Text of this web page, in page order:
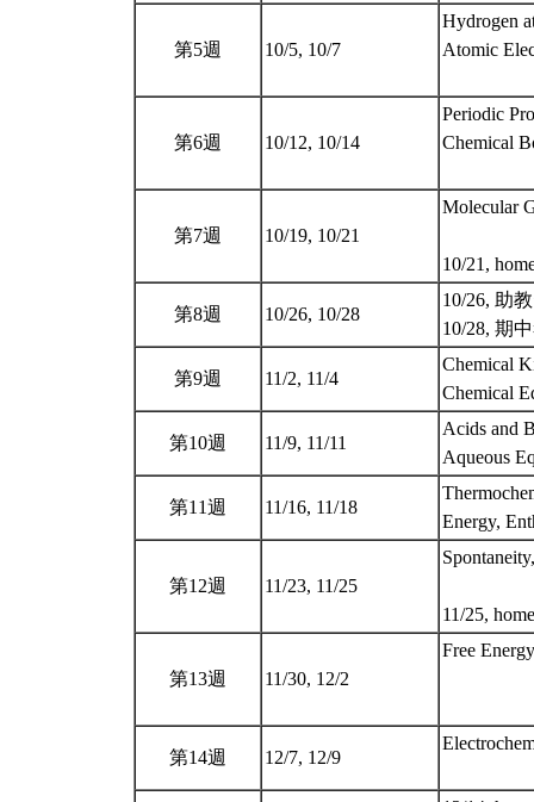
第5週 10/5, 10/7
Hydrogen
Atomic
第6週 10/12, 10/14
Periodic
Chemical
第7週 10/19, 10/21
Molecular
10/21,
第8週 10/26, 10/28
10/26, 助
10/28, 期
第9週 11/2, 11/4
Chemical
Chemical
第10週 11/9, 11/11
Acids and
Aqueous
第11週 11/16, 11/18
Energy,
第12週 11/23, 11/25
11/25,
第13週 11/30, 12/2
Free
第14週 12/7, 12/9